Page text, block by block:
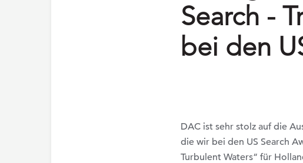
Search -
bei den
DAC ist sehr stolz auf die
die wir bei den US Search
Turbulent Waters“ für